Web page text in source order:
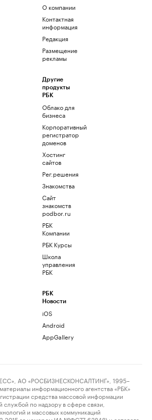
О компании
Контактная
информация
Редакция
Размещение
рекламы
Другие
продукты
РБК
Облако для
бизнеса
Корпоративный
регистратор
доменов
Хостинг
сайтов
Рег.решения
Знакомства
Сайт
знакомств
podbor.ru
РБК
Компании
РБК Курсы
Школа
управления
РБК
РБК
Новости
iOS
Android
AppGallery
АО «РОСБИЗНЕСКОНСАЛТИНГ», 1995–
информационного агентства «РБК»
средства массовой информации
по надзору в сфере связи,
и массовых коммуникаций